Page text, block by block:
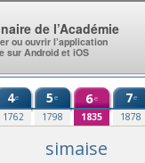
4e
1762
5e
1798
6e
1835
7e
1878
simaise
de l’Académie
ou ouvrir l’application
sur Android et iOS